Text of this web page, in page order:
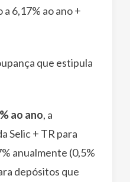
6,17% ao ano +
que estipula
ao ano, a
Selic + TR para
anualmente (0,5%
depósitos que